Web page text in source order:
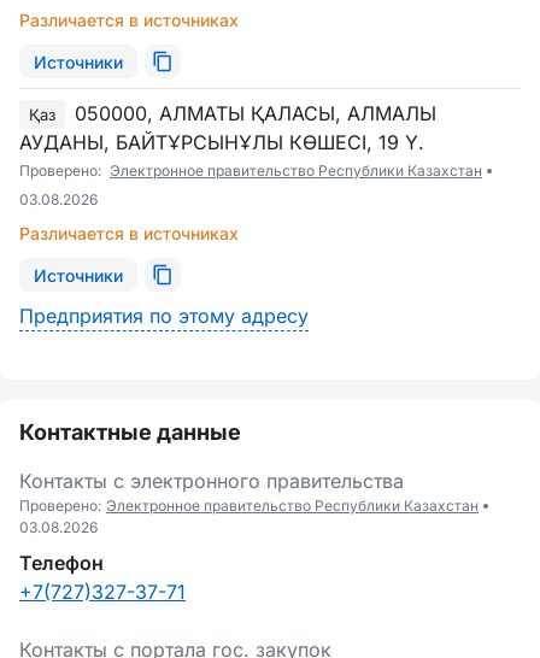
Различается в источниках
Источники
Қаз
050000, АЛМАТЫ ҚАЛАСЫ, АЛМАЛЫ
АУДАНЫ, БАЙТҰРСЫНҰЛЫ КӨШЕСІ, 19 Ү.
Проверено: Электронное правительство Республики Казахстан
03.08.2026
Различается в источниках
Источники
Предприятия по этому адресу
Контактные данные
Контакты с электронного правительства
Проверено: Электронное правительство Республики Казахстан
03.08.2026
Телефон
+7(727)327-37-71
Контакты c портала гоc. закупок